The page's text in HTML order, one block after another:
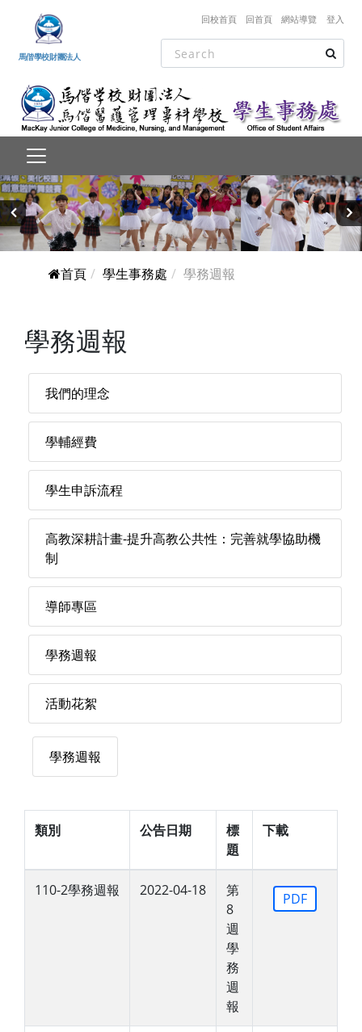
跳到主要內容
馬偕學校財團法人
回校首頁 回首頁 網站導覽 登入
‹ ›
首頁 學生事務處 學務週報
學務週報
我們的理念
學輔經費
學生申訴流程
高教深耕計畫-提升高教公共性：完善就學協助機
制
導師專區
學務週報
活動花絮
學務週報
類別 公告日期
標
題
下載
110-2學務週報 2022-04-18
第
8
週
學
務
週
報
PDF